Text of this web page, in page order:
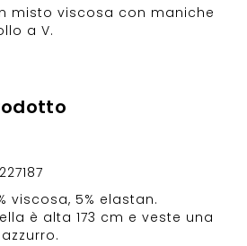
misto viscosa con maniche
a V.
viscosa, 5% elastan.
è alta 173 cm e veste una